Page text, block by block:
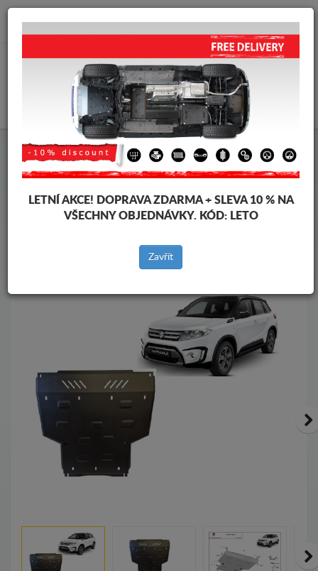
info@krytpodmotor.com
Kryt pod motor Suzuki Kryt pod motor Suzuki Vitara
vozidel
Značky vozidel
Zpět na produkty
LETNÍ AKCE! DOPRAVA ZDARMA + SLEVA 10 % NA
VŠECHNY OBJEDNÁVKY. KÓD: LETO
Zavřít